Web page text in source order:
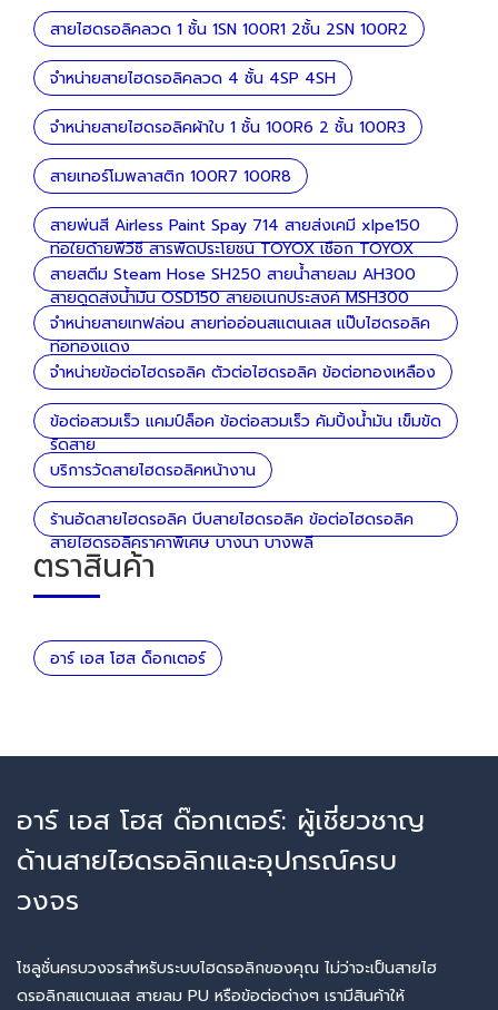
สายไฮดรอลิคลวด 1 ชั้น 1SN 100R1 2ชั้น 2SN 100R2
จำหน่ายสายไฮดรอลิคลวด 4 ชั้น 4SP 4SH
จำหน่ายสายไฮดรอลิคผ้าใบ 1 ชั้น 100R6 2 ชั้น 100R3
สายเทอร์โมพลาสติก 100R7 100R8
สายพ่นสี Airless Paint Spay 714 สายส่งเคมี xlpe150
ท่อใยด้ายพีวีซี สารพัดประโยชน์ TOYOX เชือก TOYOX
ลวด
สายสตีม Steam Hose SH250 สายน้ำสายลม AH300
สายดูดส่งน้ำมัน OSD150 สายอเนกประสงค์ MSH300
จำหน่ายสายเทฟล่อน สายท่ออ่อนสแตนเลส แป๊บไฮดรอลิค
ท่อทองแดง
จำหน่ายข้อต่อไฮดรอลิค ตัวต่อไฮดรอลิค ข้อต่อทองเหลือง
ข้อต่อสวมเร็ว แคมป์ล็อค ข้อต่อสวมเร็ว คัมปิ้งน้ำมัน เข็มขัด
รัดสาย
บริการวัดสายไฮดรอลิคหน้างาน
ร้านอัดสายไฮดรอลิค บีบสายไฮดรอลิค ข้อต่อไฮดรอลิค
สายไฮดรอลิคราคาพิเศษ บางนา บางพลี
ตราสินค้า
อาร์ เอส โฮส ด็อกเตอร์
อาร์ เอส โฮส ด๊อกเตอร์: ผู้เชี่ยวชาญ
ด้านสายไฮดรอลิกและอุปกรณ์ครบ
วงจร
โซลูชั่นครบวงจรสำหรับระบบไฮดรอลิกของคุณ ไม่ว่าจะเป็นสายไฮ
ดรอลิกสแตนเลส สายลม PU หรือข้อต่อต่างๆ เรามีสินค้าให้